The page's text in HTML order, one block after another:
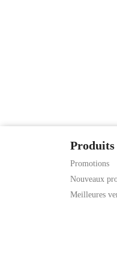
Produits
Promotions
Nouveaux
Meilleures